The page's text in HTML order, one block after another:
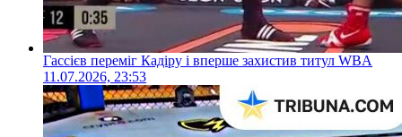
Гассієв переміг Кадіру і вперше захистив титул WBA
11.07.2026, 23:53